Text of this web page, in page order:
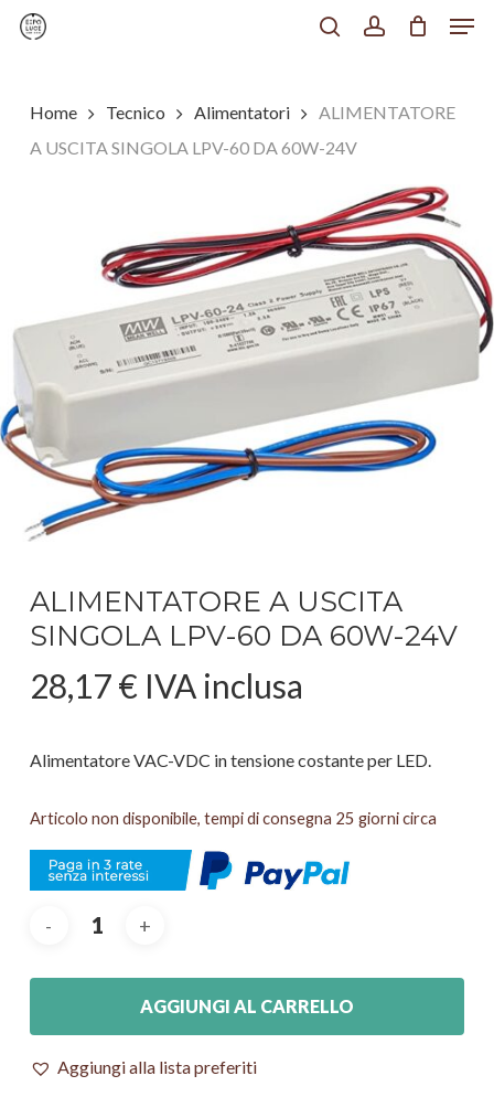
Skip
content
Home Tecnico Alimentatori
ALIMENTATORE
A USCITA SINGOLA LPV-60 DA 60W-24V
ALIMENTATORE A USCITA
SINGOLA LPV-60 DA 60W-24V
28,17€ IVA inclusa
Alimentatore VAC-VDC in tensione costante per LED.
Articolo non disponibile, tempi di consegna 25 giorni circa
AGGIUNGI AL CARRELLO
Aggiungi alla lista preferiti